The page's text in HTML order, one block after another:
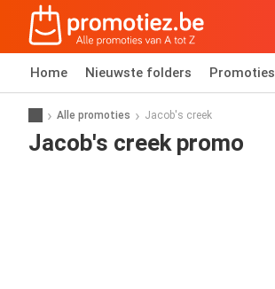
Home Nieuwste folders Promoties
Alle promoties Jacob's creek
Jacob's creek promo